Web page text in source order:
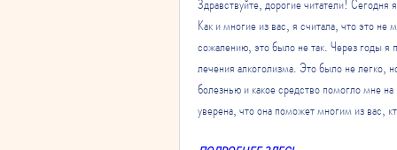
Как и многие из вас, я считала, что это
сожалению, это было не так. Через годы я
лечения алкоголизма. Это было не легко,
болезнью и какое средство помогло мне
уверена, что она поможет многим из вас,